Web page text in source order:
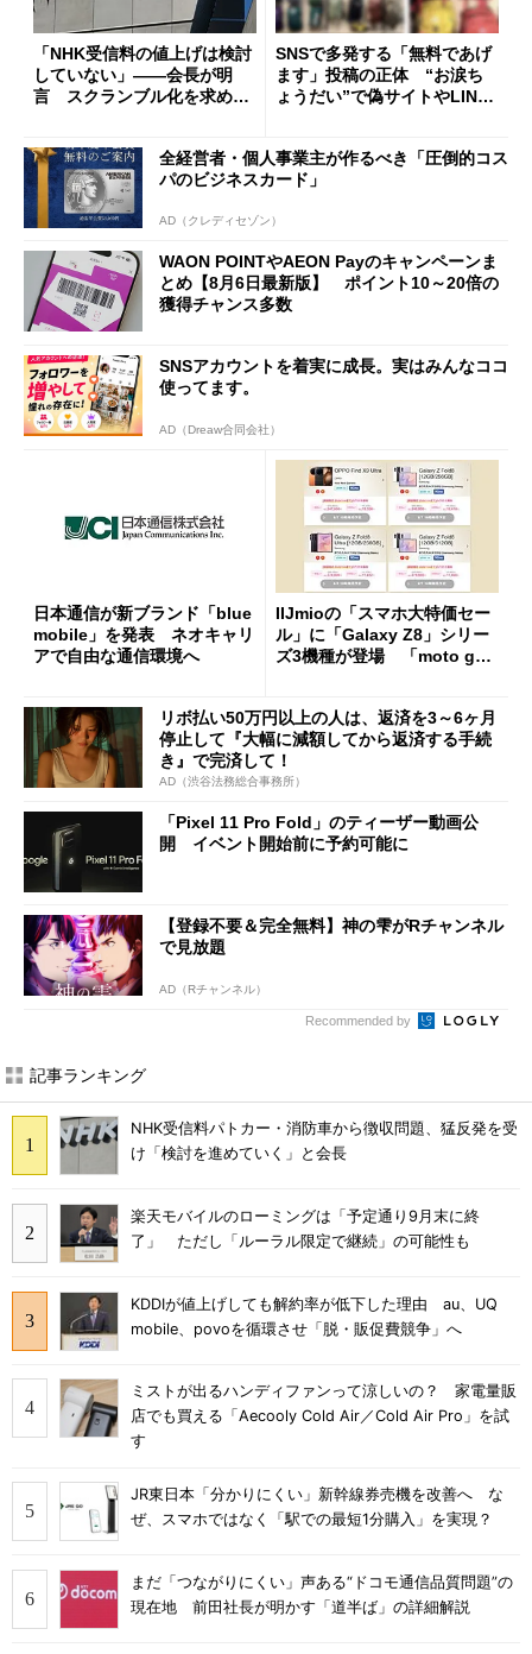
「NHK受信料の値上げは検討
していない」――会長が明
言 スクランブル化を求める
SNSで多発する「無料であげ
ます」投稿の正体 “お涙ち
ょうだい”で偽サイトやLINE
全経営者・個人事業主が作るべき「圧倒的コス
パのビジネスカード」
AD（クレディセゾン）
WAON POINTやAEON Payのキャンペーンま
とめ【8月6日最新版】 ポイント10～20倍の
獲得チャンス多数
SNSアカウントを着実に成長。実はみんなココ
使ってます。
AD（Dreaw合同会社）
日本通信が新ブランド「blue
mobile」を発表 ネオキャリ
アで自由な通信環境へ
IIJmioの「スマホ大特価セー
ル」に「Galaxy Z8」シリー
ズ3機種が登場 「moto g37
リボ払い50万円以上の人は、返済を3～6ヶ月
停止して『大幅に減額してから返済する手続
き』で完済して！
AD（渋谷法務総合事務所）
「Pixel 11 Pro Fold」のティーザー動画公
開 イベント開始前に予約可能に
【登録不要＆完全無料】神の雫がRチャンネル
で見放題
AD（Rチャンネル）
Recommended by
記事ランキング
NHK受信料パトカー・消防車から徴収問題、猛反発を受
け「検討を進めていく」と会長
楽天モバイルのローミングは「予定通り9月末に終
了」 ただし「ルーラル限定で継続」の可能性も
KDDIが値上げしても解約率が低下した理由 au、UQ
mobile、povoを循環させ「脱・販促費競争」へ
ミストが出るハンディファンって涼しいの？ 家電量販
店でも買える「Aecooly Cold Air／Cold Air Pro」を試
す
JR東日本「分かりにくい」新幹線券売機を改善へ な
ぜ、スマホではなく「駅での最短1分購入」を実現？
まだ「つながりにくい」声ある“ドコモ通信品質問題”の
現在地 前田社長が明かす「道半ば」の詳細解説